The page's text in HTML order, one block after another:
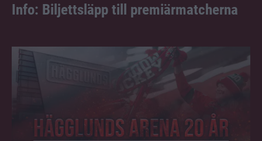
Info: Biljettsläpp till premiärmatcherna
Arenan fyller 20 år – kom och fira med oss! Publicerad